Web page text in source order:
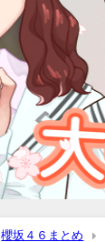
櫻坂４６まとめ